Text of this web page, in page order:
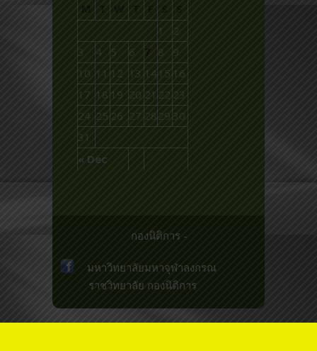
M
T W T F S S
« Dec
1
2
3
4 5 6 7 8
9
10 11 12 13 14 15 16
17 18 19 20 21 22 23
24 25 26 27 28 29 30
31
กองนิติการ -
มหาวิทยาลัยมหาจุฬาลงกรณ
ราชวิทยาลัย กองนิติการ